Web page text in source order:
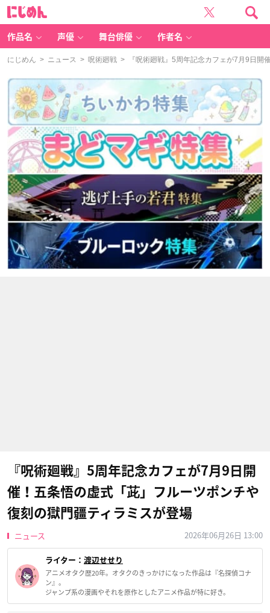
作品名 声優 舞台俳優 作者名
にじめん > ニュース > 呪術廻戦 > 『呪術廻戦』5周年記念カフェが7月9日開
『呪術廻戦』5周年記念カフェが7月9日開
催！五条悟の虚式「茈」フルーツポンチや
復刻の獄門疆ティラミスが登場
ニュース 2026年06月26日 13:00
ライター： 渡辺せせり
アニメオタク歴20年。オタクのきっかけになった作品は『名探偵コナ
ン』。
ジャンプ系の漫画やそれを原作としたアニメ作品が特に好き。